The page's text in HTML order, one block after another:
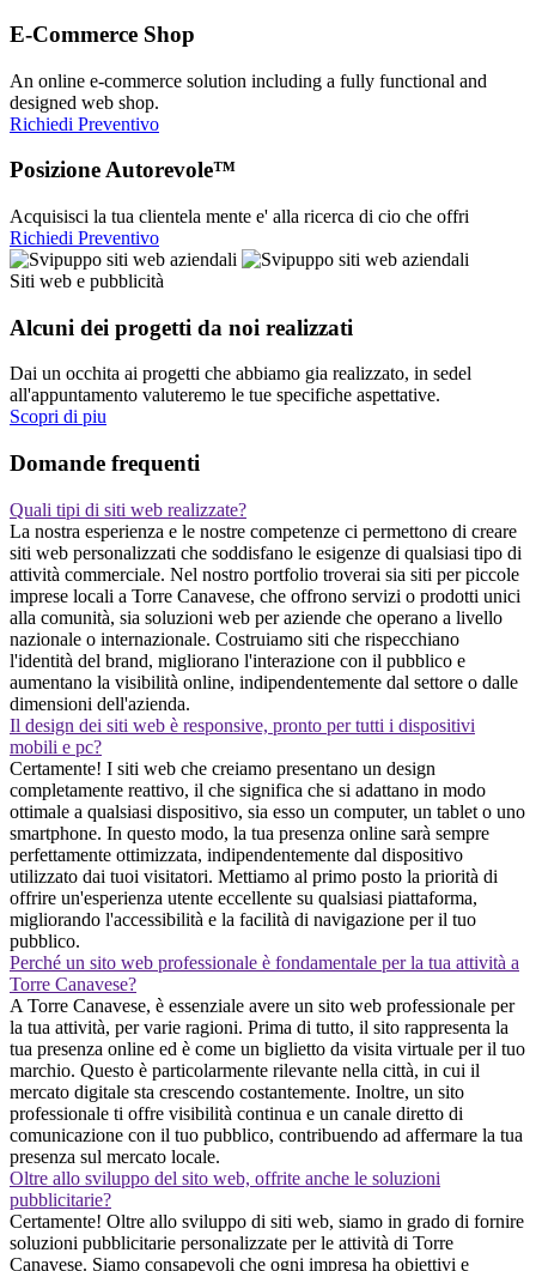
E-Commerce Shop
An online e-commerce solution including a fully functional and
designed web shop.
Richiedi Preventivo
Posizione Autorevole™
Acquisisci la tua clientela mente e' alla ricerca di cio che offri
Richiedi Preventivo
Siti web e pubblicità
Alcuni dei progetti da noi realizzati
Dai un occhita ai progetti che abbiamo gia realizzato, in sedel
all'appuntamento valuteremo le tue specifiche aspettative.
Scopri di piu
Domande frequenti
Quali tipi di siti web realizzate?
La nostra esperienza e le nostre competenze ci permettono di creare
siti web personalizzati che soddisfano le esigenze di qualsiasi tipo di
attività commerciale. Nel nostro portfolio troverai sia siti per piccole
imprese locali a Torre Canavese, che offrono servizi o prodotti unici
alla comunità, sia soluzioni web per aziende che operano a livello
nazionale o internazionale. Costruiamo siti che rispecchiano
l'identità del brand, migliorano l'interazione con il pubblico e
aumentano la visibilità online, indipendentemente dal settore o dalle
dimensioni dell'azienda.
Il design dei siti web è responsive, pronto per tutti i dispositivi
mobili e pc?
Certamente! I siti web che creiamo presentano un design
completamente reattivo, il che significa che si adattano in modo
ottimale a qualsiasi dispositivo, sia esso un computer, un tablet o uno
smartphone. In questo modo, la tua presenza online sarà sempre
perfettamente ottimizzata, indipendentemente dal dispositivo
utilizzato dai tuoi visitatori. Mettiamo al primo posto la priorità di
offrire un'esperienza utente eccellente su qualsiasi piattaforma,
migliorando l'accessibilità e la facilità di navigazione per il tuo
pubblico.
Perché un sito web professionale è fondamentale per la tua attività a
Torre Canavese?
A Torre Canavese, è essenziale avere un sito web professionale per
la tua attività, per varie ragioni. Prima di tutto, il sito rappresenta la
tua presenza online ed è come un biglietto da visita virtuale per il tuo
marchio. Questo è particolarmente rilevante nella città, in cui il
mercato digitale sta crescendo costantemente. Inoltre, un sito
professionale ti offre visibilità continua e un canale diretto di
comunicazione con il tuo pubblico, contribuendo ad affermare la tua
presenza sul mercato locale.
Oltre allo sviluppo del sito web, offrite anche le soluzioni
pubblicitarie?
Certamente! Oltre allo sviluppo di siti web, siamo in grado di fornire
soluzioni pubblicitarie personalizzate per le attività di Torre
Canavese. Siamo consapevoli che ogni impresa ha obiettivi e